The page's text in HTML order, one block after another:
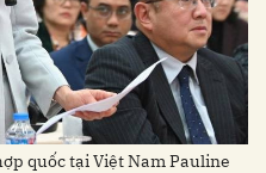
quốc tại Việt Nam Pauline